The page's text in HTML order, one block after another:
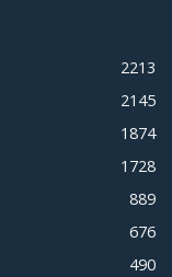
2213
2145
1874
1728
889
676
490